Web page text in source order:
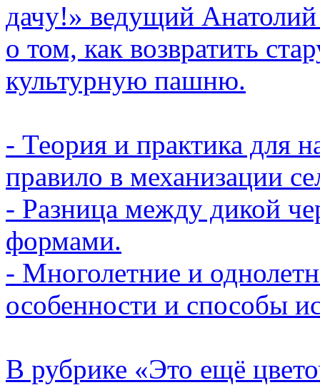
дачу!» ведущий
о том, как возвратить
культурную пашню.
- Теория и практика для
правило в механизации
- Разница между дикой
формами.
- Многолетние и
особенности и способы
В рубрике «Это ещё